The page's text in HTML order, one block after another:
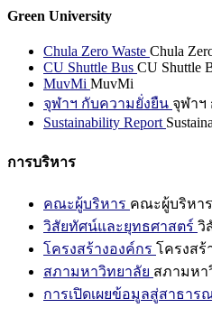
Green University
Chula Zero Waste Chula
CU Shuttle Bus CU Shuttle
MuvMi MuvMi
จุฬาฯ กับความยั่งยืน จุฬาฯ
Sustainability Report
การบริหาร
คณะผู้บริหาร คณะผู้บริหาร
วิสัยทัศน์และยุทธศาสตร์ วิ
โครงสร้างองค์กร โครงสร้
สภามหาวิทยาลัย สภามหา
การเปิดเผยข้อมูลสู่สาธาร